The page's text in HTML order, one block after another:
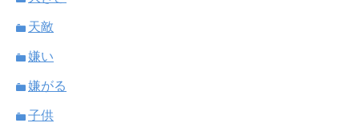
天敵
嫌い
嫌がる
子供